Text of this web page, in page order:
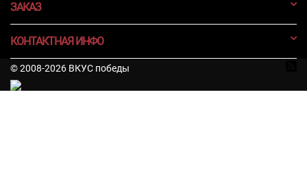
ЗАКАЗ
КОНТАКТНАЯ ИНФО
© 2008-2026 ВКУС победы